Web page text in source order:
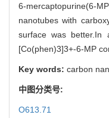
6-mercaptopurine(6-
nanotubes with
surface was better.In
[Co(phen)3]3+-6-MP
Key words: carbon
中图分类号:
O613.71